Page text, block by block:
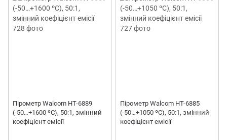
Пірометр Walcom HT-6889
(-50…+1600 ºС), 50:1, змінний
коефіцієнт емісії
Пірометр Walcom HT-6885
(-50…+1050 ºС), 50:1, змінний
коефіцієнт емісії